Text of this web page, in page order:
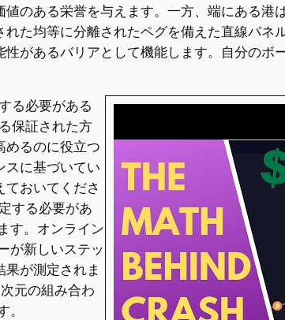
のある栄誉を与えます。一方、端にある港
た均等に分離されたペグを備えた直線パネ
があるバリアとして機能します。自分のボ
る必要がある
保証された方
めるのに役立つ
スに基づいてい
ておいてくださ
する必要があ
す。オンライン
が新しいステッ
が測定されま
元の組み合わ